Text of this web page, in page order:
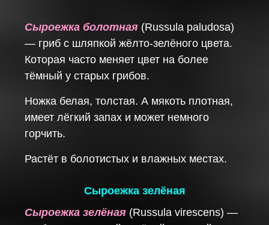
Сыроежка болотная (Russula paludosa)
— гриб с шляпкой жёлто-зелёного цвета.
Которая часто меняет цвет на более
тёмный у старых грибов.
Ножка белая, толстая. А мякоть плотная,
имеет лёгкий запах и может немного
горчить.
Растёт в болотистых и влажных местах.
Сыроежка зелёная
Сыроежка зелёная (Russula virescens) —